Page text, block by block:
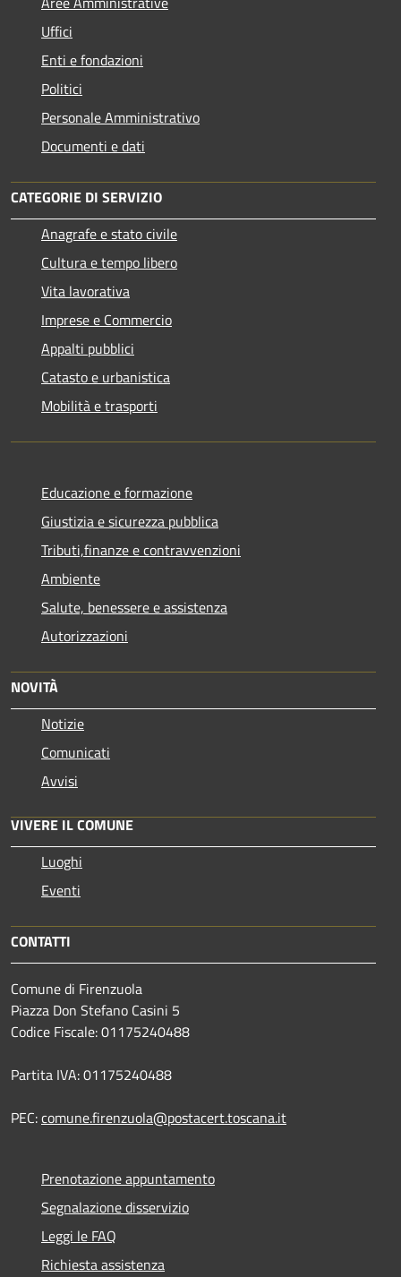
Uffici
Enti e fondazioni
Politici
Personale Amministrativo
Documenti e dati
CATEGORIE DI SERVIZIO
Anagrafe e stato civile
Cultura e tempo libero
Vita lavorativa
Imprese e Commercio
Appalti pubblici
Catasto e urbanistica
Mobilità e trasporti
Educazione e formazione
Giustizia e sicurezza pubblica
Tributi,finanze e contravvenzioni
Ambiente
Salute, benessere e assistenza
Autorizzazioni
NOVITÀ
Notizie
Comunicati
Avvisi
VIVERE IL COMUNE
Luoghi
Eventi
CONTATTI
Comune di Firenzuola
Piazza Don Stefano Casini 5
Codice Fiscale: 01175240488
Partita IVA: 01175240488
PEC:comune.firenzuola@postacert.toscana.it
Prenotazione appuntamento
Segnalazione disservizio
Leggi le FAQ
Richiesta assistenza